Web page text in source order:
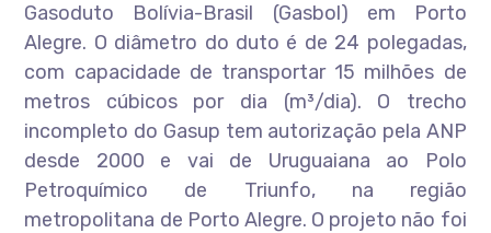
Gasoduto Bolívia-Brasil (Gasbol) em Porto
Alegre. O diâmetro do duto é de 24 polegadas,
com capacidade de transportar 15 milhões de
metros cúbicos por dia (m³/dia). O trecho
incompleto do Gasup tem autorização pela ANP
desde 2000 e vai de Uruguaiana ao Polo
Petroquímico de Triunfo, na região
metropolitana de Porto Alegre. O projeto não foi